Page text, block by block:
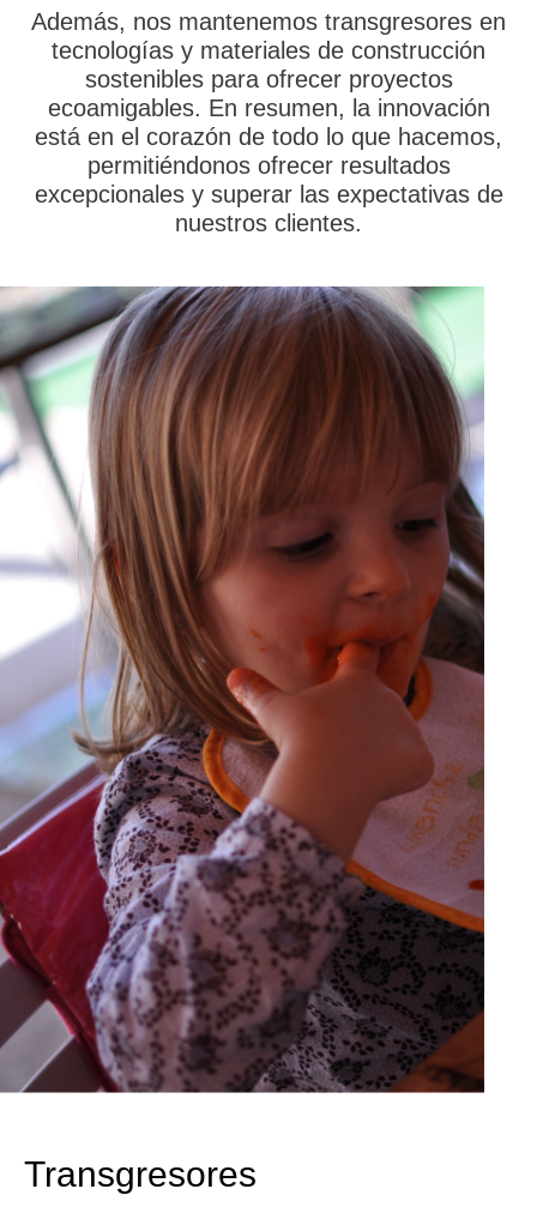
Además, nos mantenemos transgresores en
tecnologías y materiales de construcción
sostenibles para ofrecer proyectos
ecoamigables. En resumen, la innovación
está en el corazón de todo lo que hacemos,
permitiéndonos ofrecer resultados
excepcionales y superar las expectativas de
nuestros clientes.
Transgresores